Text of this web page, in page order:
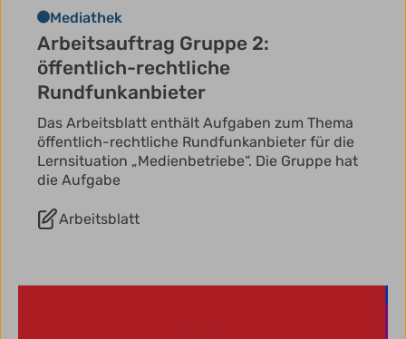
Mediathek
Arbeitsauftrag Gruppe 2:
öffentlich-rechtliche
Rundfunkanbieter
Das Arbeitsblatt enthält Aufgaben zum Thema
öffentlich-rechtliche Rundfunkanbieter für die
Lernsituation „Medienbetriebe“. Die Gruppe hat
die Aufgabe
Arbeitsblatt